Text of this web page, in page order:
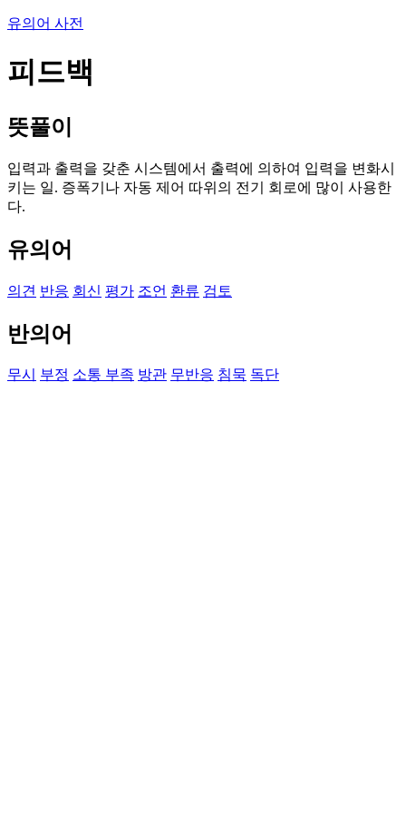
유의어 사전
피드백
뜻풀이
입력과 출력을 갖춘 시스템에서 출력에 의하여 입력을 변화시
키는 일. 증폭기나 자동 제어 따위의 전기 회로에 많이 사용한
다.
유의어
의견 반응 회신 평가 조언 환류 검토
반의어
무시 부정 소통 부족 방관 무반응 침묵 독단